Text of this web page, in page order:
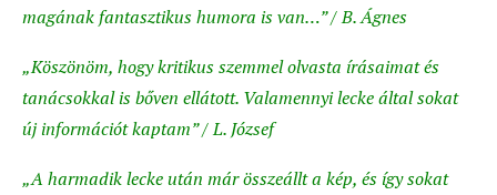
magának fantasztikus humora is van…” / B. Ágnes
„Köszönöm, hogy kritikus szemmel olvasta írásaimat és
tanácsokkal is bőven ellátott. Valamennyi lecke által sokat
új információt kaptam” / L. József
„A harmadik lecke után már összeállt a kép, és így sokat